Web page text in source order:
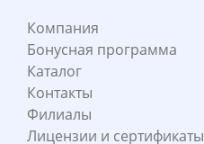
Компания
Бонусная программа
Каталог
Контакты
Филиалы
Лицензии и сертификаты